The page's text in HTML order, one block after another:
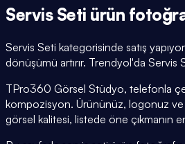
Servis Seti ürün
Servis Seti kategorisinde satış
dönüşümü artırır. Trendyol'da
TPro360 Görsel Stüdyo, telefonla
kompozisyon. Ürününüz, logonuz
görsel kalitesi, listede öne çıkmanın